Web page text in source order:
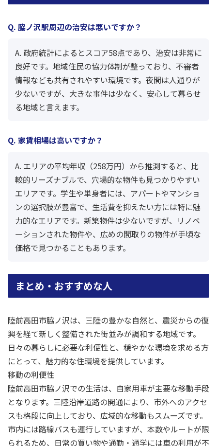
Q. 脇ノ沢駅周辺の治安は悪いですか？
A. 政府統計によるとスコア58点であり、治安は非常に
良好です。地域住民の協力体制が整っており、不審者
情報なども共有されやすい環境です。夜間は人通りが
少ないですが、大きな事件は少なく、安心して暮らせ
る地域と言えます。
Q. 家賃相場は高いですか？
A. エリアの平均年収（258万円）から推測すると、比
較的リーズナブルで、穴場的な物件も見つかりやすい
エリアです。学生や単身者には、アパートやマンショ
ンの選択肢が豊富で、生活費を抑えたい方には特に魅
力的なエリアです。新築物件は少ないですが、リノベ
ーションされた物件や、広めの間取りの物件が手頃な
価格で見つかることもあります。
まとめ・おすすめな人
陸前高田市脇ノ沢は、三陸の豊かな自然と、震災からの復
興を経て新しく整備された街並みが調和する地域です。
日々の暮らしに必要な利便性と、穏やかな環境を求める方
にとって、魅力的な住環境を提供しています。
移動の利便性
陸前高田市脇ノ沢での生活は、自家用車が主要な移動手段
となります。三陸沿岸道路の開通により、市外へのアクセ
スも格段に向上しており、広域的な移動もスムーズです。
市内には路線バスも運行していますが、本数やルートが限
られるため、日常の買い物や通勤・通学には車の利用が不